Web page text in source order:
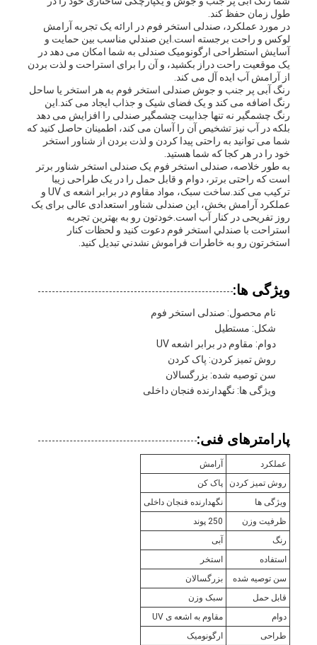
طول زمان حفظ کند.
در مورد عملکرد، صندلی استخر فوم در ارائه یک تجربه آرامش
لوکس و راحت برجسته است.اين صندلي مناسب بين حمايت و
آسايش استطراحی ارگونومیک صندلی به شما امکان می دهد در
یک موقعیت راحت دراز بکشید، و آن را برای استراحت و لذت بردن
از آرامش آب ایده آل می کند.
رنگ آبی پر جنب و جوش صندلی استخر فوم به هر استخر یا ساحل
رنگ اضافه می کند و یک فضای شیک و جذاب ایجاد می کند.این
رنگ چشمگیر نه تنها جذابیت چشمگیر صندلی را افزایش می دهد
بلکه در آب نیز تشخیص آن را آسان می کند، اطمینان حاصل کنید که
شما می توانید به راحتی پیدا کردن و لذت بردن از شناور استخر
خود را در هر کجا که شما هستید.
به طور خلاصه، صندلی استخر فوم یک صندلی استخر شناور برتر
است که راحتی برتر، دوام و قابل حمل را در یک طراحی زیبا
ترکیب می کند.ساخت سبک، مواد مقاوم در برابر اشعه ی UV و
عملکرد آرامش بخش، این صندلی شناور استعدادی عالی برای یک
روز تفریحی در کنار آب است.خودتون رو به بهترين تجربه
استراحت با صندلي استخر فوم دعوت کنيد و لحظات کنار
استخرتون رو به خاطرات فراموش نشدني تبديل کنيد.
ویژگی ها:
نام محصول: صندلی استخر فوم
شکل: مستطیل
دوام: مقاوم در برابر اشعه UV
روش تمیز کردن: پاک کردن
سن توصیه شده: بزرگسالان
ویژگی ها: نگهدارنده فنجان داخلی
پارامترهای فنی:
عملکرد
آرامش
روش تمیز کردن
پاک کن
ویژگی ها
نگهدارنده فنجان داخلی
ظرفیت وزن
250 پوند
رنگ
آبی
استفاده
استخر
سن توصیه شده
بزرگسالان
قابل حمل
سبک وزن
دوام
مقاوم به اشعه ی UV
طراحی
ارگونومیک